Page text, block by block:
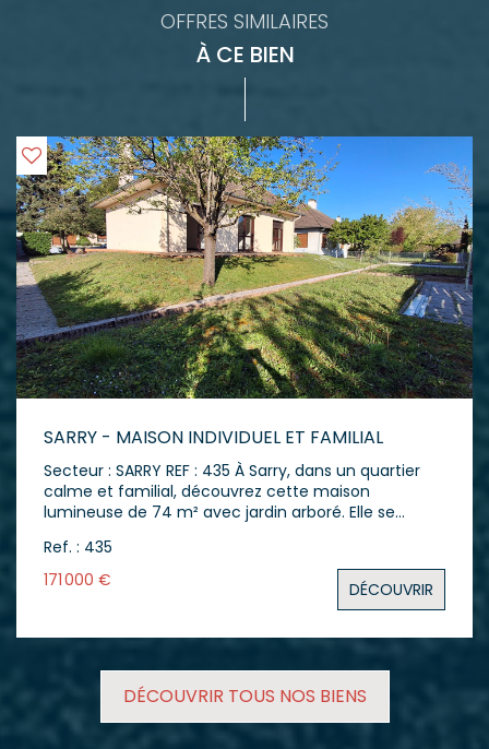
OFFRES SIMILAIRES
À CE BIEN
SARRY - MAISON INDIVIDUEL ET FAMILIAL
Secteur : SARRY REF : 435 À Sarry, dans un quartier
calme et familial, découvrez cette maison
lumineuse de 74 m² avec jardin arboré. Elle se
indépendante, d'un séjour lumineux et traversant,
d'un dégagement desservant deux chambres, une
salle de bain avec douche et un WC indépendant.
Le grenier est aménageable et offre une belle
possibilité d'agrandissement : chambres
besoins. Dans le quartier, divers maisons similaires
ont déjà été transformées et agrandies, montrant
le potentiel réel du bien. La maison bénéficie d'un
Ref. : 435
171 000 €
DÉCOUVRIR
DÉCOUVRIR TOUS NOS BIENS